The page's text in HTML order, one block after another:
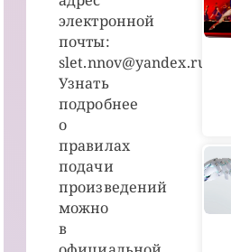
электронной
почты:
slet.nnov@yandex.ru.
Узнать
подробнее
о
правилах
подачи
произведений
можно
в